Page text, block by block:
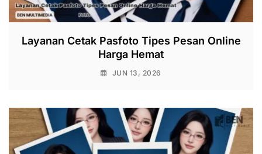
Layanan Cetak Pasfoto Tipes Pesan Online
Harga Hemat
JUN 13, 2026